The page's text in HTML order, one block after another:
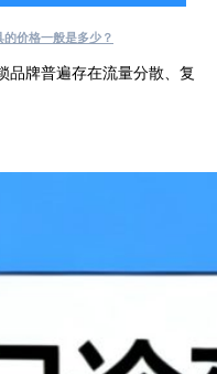
价格一般是多少？
品牌普遍存在流量分散、复